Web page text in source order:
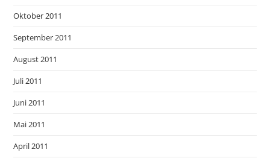
Oktober 2011
September 2011
August 2011
Juli 2011
Juni 2011
Mai 2011
April 2011